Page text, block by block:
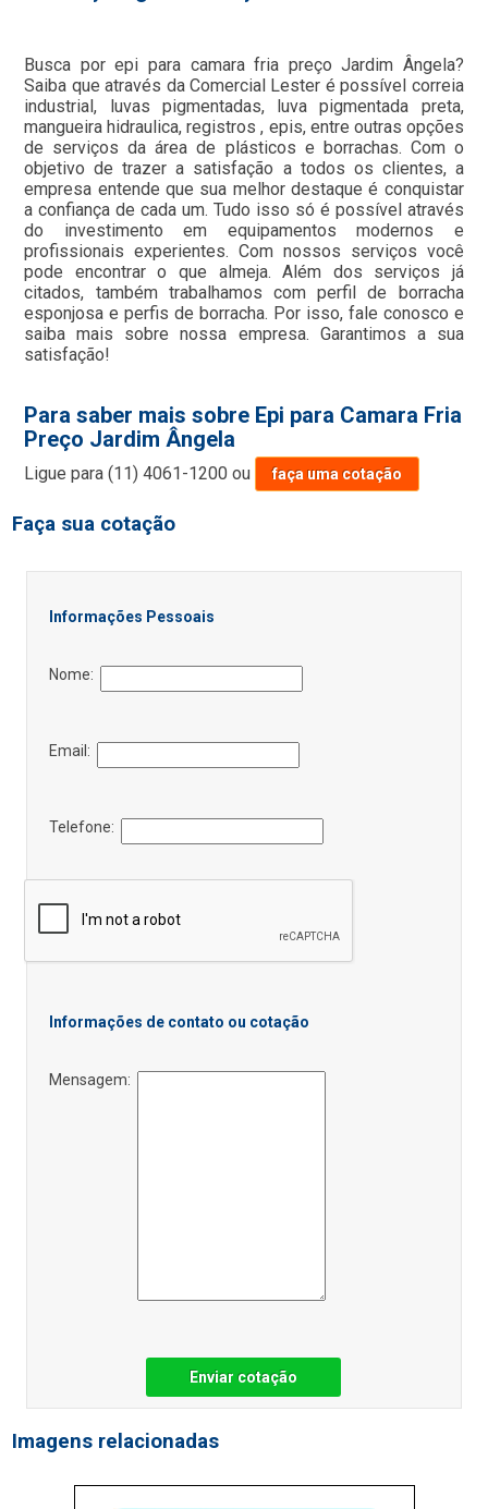
Busca por epi para camara fria preço Jardim Ângela?
Saiba que através da Comercial Lester é possível correia
industrial, luvas pigmentadas, luva pigmentada preta,
mangueira hidraulica, registros , epis, entre outras opções
de serviços da área de plásticos e borrachas. Com o
objetivo de trazer a satisfação a todos os clientes, a
empresa entende que sua melhor destaque é conquistar
a confiança de cada um. Tudo isso só é possível através
do investimento em equipamentos modernos e
profissionais experientes. Com nossos serviços você
pode encontrar o que almeja. Além dos serviços já
citados, também trabalhamos com perfil de borracha
esponjosa e perfis de borracha. Por isso, fale conosco e
saiba mais sobre nossa empresa. Garantimos a sua
satisfação!
Para saber mais sobre Epi para Camara Fria
Preço Jardim Ângela
Ligue para(11) 4061-1200 ou faça uma cotação
Faça sua cotação
Informações Pessoais
Nome:
Email:
Telefone:
Informações de contato ou cotação
Mensagem:
Enviar cotação
Imagens relacionadas